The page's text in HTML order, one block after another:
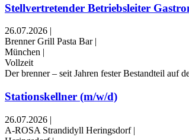
Stellvertretender Betriebsleiter
26.07.2026
Brenner Grill Pasta Bar
München
Vollzeit
Der brenner – seit Jahren fester Bestandteil auf
Stationskellner (m/w/d)
26.07.2026 |
A-ROSA Strandidyll Heringsdorf |